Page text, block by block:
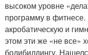
высоком уровне
программу в
акробатическую и
этом эти же «не все»
бодибилдингу.